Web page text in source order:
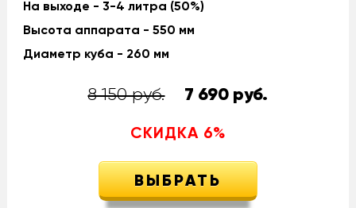
На выходе - 3-4 литра (50%)
Высота аппарата - 550 мм
Диаметр куба - 260 мм
8 150 руб. 7 690 руб.
СКИДКА 6%
ВЫБРАТЬ